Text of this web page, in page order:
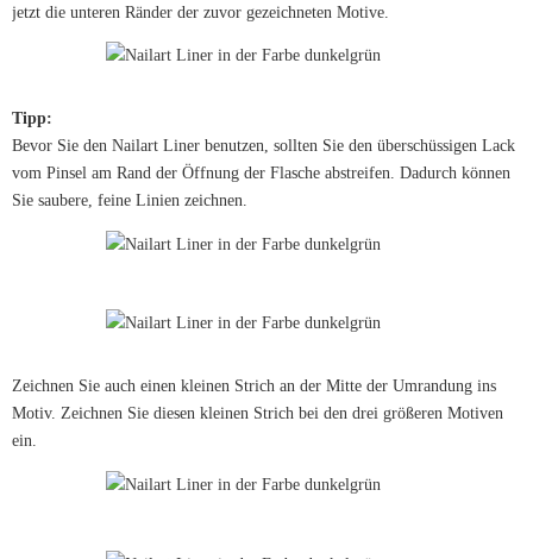
jetzt die unteren Ränder der zuvor gezeichneten Motive.
Tipp:
Bevor Sie den Nailart Liner benutzen, sollten Sie den überschüssigen Lack
vom Pinsel am Rand der Öffnung der Flasche abstreifen. Dadurch können
Sie saubere, feine Linien zeichnen.
Zeichnen Sie auch einen kleinen Strich an der Mitte der Umrandung ins
Motiv. Zeichnen Sie diesen kleinen Strich bei den drei größeren Motiven
ein.